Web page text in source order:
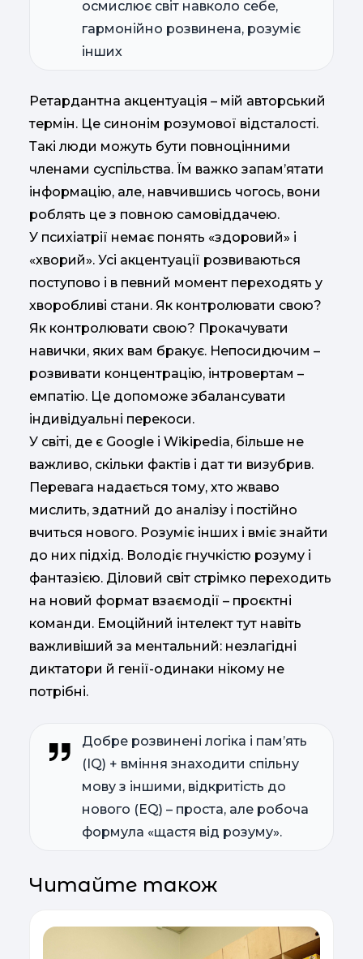
осмислює світ навколо себе,
гармонійно розвинена, розуміє
інших
Ретардантна акцентуація – мій авторський
термін. Це синонім розумової відсталості.
Такі люди можуть бути повноцінними
членами суспільства. Їм важко запам’ятати
інформацію, але, навчившись чогось, вони
роблять це з повною самовіддачею.
У психіатрії немає понять «здоровий» і
«хворий». Усі акцентуації розвиваються
поступово і в певний момент переходять у
хворобливі стани. Як контролювати свою?
Як контролювати свою? Прокачувати
навички, яких вам бракує. Непосидючим –
розвивати концентрацію, інтровертам –
емпатію. Це допоможе збалансувати
індивідуальні перекоси.
У світі, де є Google і Wikipedia, більше не
важливо, скільки фактів і дат ти визубрив.
Перевага надається тому, хто жваво
мислить, здатний до аналізу і постійно
вчиться нового. Розуміє інших і вміє знайти
до них підхід. Володіє гнучкістю розуму і
фантазією. Діловий світ стрімко переходить
на новий формат взаємодії – проєктні
команди. Емоційний інтелект тут навіть
важливіший за ментальний: незлагідні
диктатори й генії-одинаки нікому не
потрібні.
Добре розвинені логіка і пам’ять
(IQ) + вміння знаходити спільну
мову з іншими, відкритість до
нового (EQ) – проста, але робоча
формула «щастя від розуму».
Читайте також